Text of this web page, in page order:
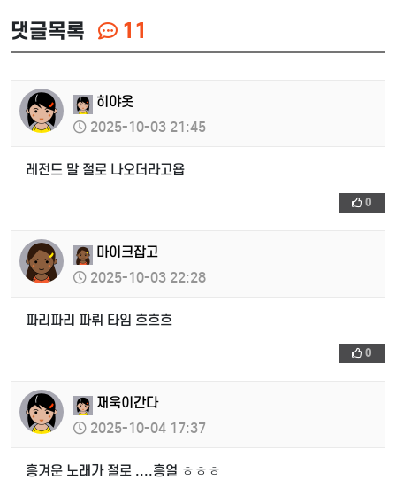
댓글목록 11
히야옷
2025-10-03 21:45
레전드 말 절로 나오더라고욥
0
마이크잡고
2025-10-03 22:28
파리파리 파뤼 타임 흐흐흐
0
재욱이간다
2025-10-04 17:37
흥겨운 노래가 절로 ....흥얼 ㅎㅎㅎ